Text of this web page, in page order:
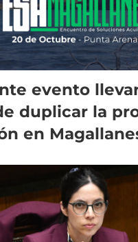
evento
duplicar la
en